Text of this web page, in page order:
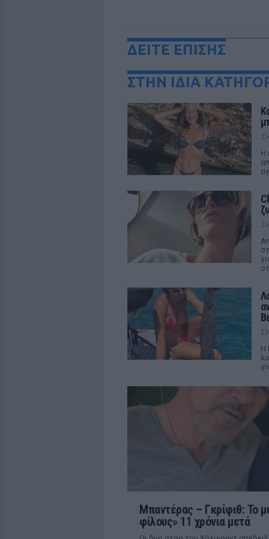
ΔΕΙΤΕ ΕΠΙΣΗΣ
ΣΤΗΝ ΙΔΙΑ
Η
Η
Μπαντέρας – Γκρίφιθ: Το
φίλους» 11 χρόνια μετά